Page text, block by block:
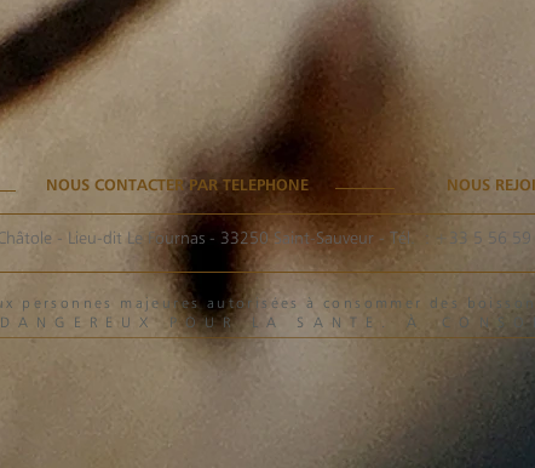
NOUS CONTACTER PAR TELEPHONE NOUS
- Lieu-dit Le Fournas - 33250 Saint-Sauveur - Tél. : +33 5 56 59
personnes majeures autorisées à consommer des
POUR LA SANTE. À